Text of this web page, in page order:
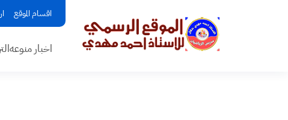
اقسام الموقع
اخبار منوعه